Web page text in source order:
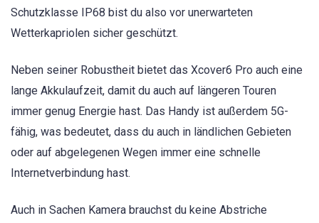
Schutzklasse IP68 bist du also vor unerwarteten
Wetterkapriolen sicher geschützt.
Neben seiner Robustheit bietet das Xcover6 Pro auch eine
lange Akkulaufzeit, damit du auch auf längeren Touren
immer genug Energie hast. Das Handy ist außerdem 5G-
fähig, was bedeutet, dass du auch in ländlichen Gebieten
oder auf abgelegenen Wegen immer eine schnelle
Internetverbindung hast.
Auch in Sachen Kamera brauchst du keine Abstriche